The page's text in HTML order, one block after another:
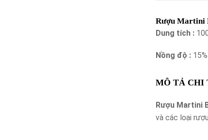
Rượu Martini
Dung tích :
Nồng độ : 15%
MÔ TẢ CHI
Rượu Martini
và các loại